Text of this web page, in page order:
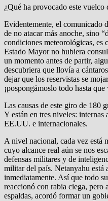
¿Qué ha provocado este vuelco
Evidentemente, el comunicado
de no atacar más anoche, sino
condiciones meteorológicas, es
Estado Mayor no hubiera
un momento antes de partir,
descubriera que llovía a
dejar que los reservistas se
¡pospongámoslo todo hasta
Las causas de este giro de 180
Y están en tres niveles:
EE.UU. e internacionales.
A nivel nacional, cada vez está
cuyo alcance real aún se nos
defensas militares y de
militar del país. Netanyahu está
inmediatamente. Así que todo
reaccionó con rabia ciega, pero
espaldas, acordó formar un